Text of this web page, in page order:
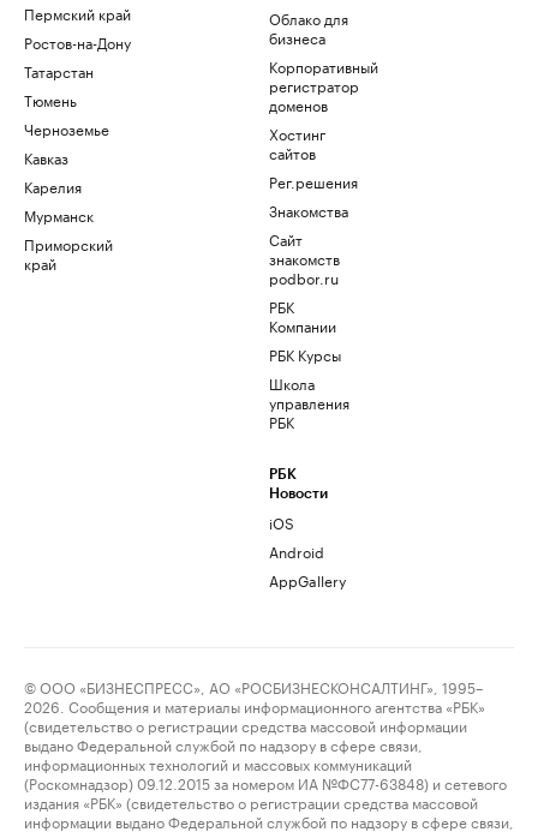
Пермский край
Ростов-на-Дону
Татарстан
Тюмень
Черноземье
Кавказ
Карелия
Мурманск
Приморский
край
Облако для
бизнеса
Корпоративный
регистратор
доменов
Хостинг
сайтов
Рег.решения
Знакомства
Сайт
знакомств
podbor.ru
РБК
Компании
РБК Курсы
Школа
управления
РБК
РБК
Новости
iOS
Android
AppGallery
© ООО «БИЗНЕСПРЕСС», АО «РОСБИЗНЕСКОНСАЛТИНГ», 1995–
2026. Сообщения и материалы информационного агентства «РБК»
(свидетельство о регистрации средства массовой информации
выдано Федеральной службой по надзору в сфере связи,
информационных технологий и массовых коммуникаций
(Роскомнадзор) 09.12.2015 за номером ИА №ФС77-63848) и сетевого
издания «РБК» (свидетельство о регистрации средства массовой
информации выдано Федеральной службой по надзору в сфере связи,